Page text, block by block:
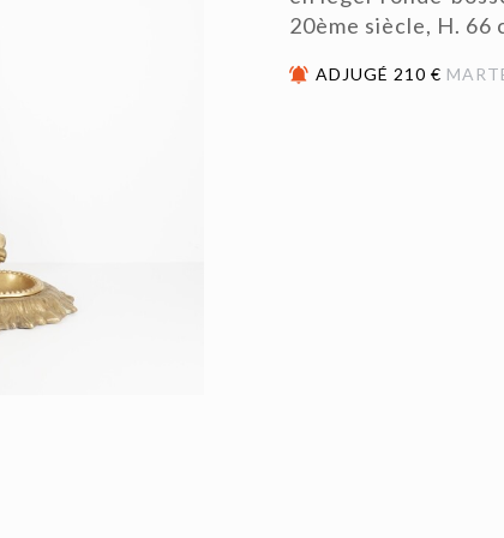
20ème siècle, H. 66
ADJUGÉ 210 €